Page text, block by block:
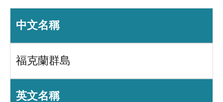
中文名稱
福克蘭群島
英文名稱